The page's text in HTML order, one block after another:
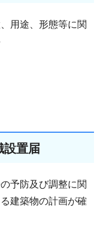
用途、形態等に関
設置届
予防及び調整に関
建築物の計画が確